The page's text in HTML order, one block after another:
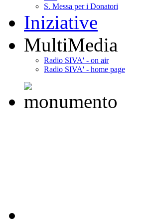
S. Messa per i Donatori
Iniziative
MultiMedia
Radio SIVA' - on air
Radio SIVA' - home page